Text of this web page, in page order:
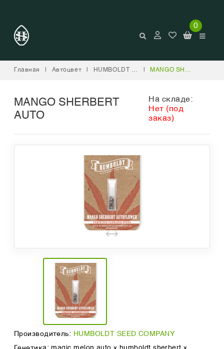
0
Главная Автоцвет HUMBOLDT SEED COMPANY MANGO SHERBERT AUTO
MANGO SHERBERT
AUTO
На складе:
Нет (под
заказ)
Производитель: HUMBOLDT SEED COMPANY